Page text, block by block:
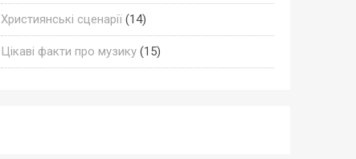
Християнські сценарії(14)
Цікаві факти про музику(15)